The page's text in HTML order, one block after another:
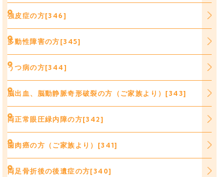
強皮症の方[346]
多動性障害の方[345]
うつ病の方[344]
脳出血、脳動静脈奇形破裂の方（ご家族より）[343]
両正常眼圧緑内障の方[342]
歯肉癌の方（ご家族より）[341]
両足骨折後の後遺症の方[340]